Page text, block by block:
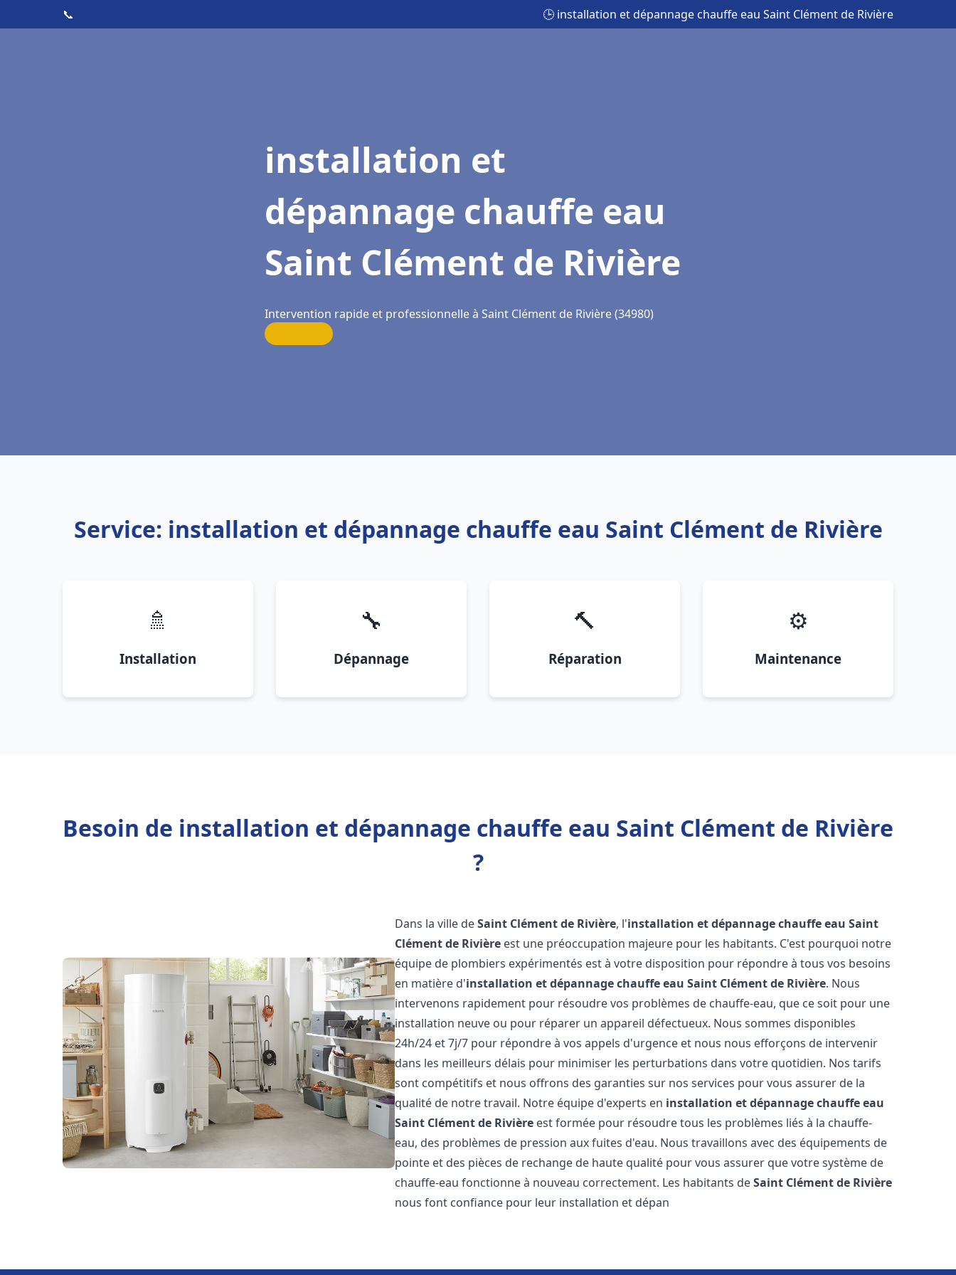
📞 🕒 installation et dépannage chauffe eau Saint Clément de Rivière
installation et
dépannage chauffe eau
Saint Clément de Rivière
Intervention rapide et professionnelle à Saint Clément de Rivière (34980)
Service: installation et dépannage chauffe eau Saint Clément de Rivière
🚿
Installation
🔧
Dépannage
🔨
Réparation
⚙️
Maintenance
Besoin de installation et dépannage chauffe eau Saint Clément de Rivière
?
Dans la ville deSaint Clément de Rivière, l'installation et dépannage chauffe eau Saint
Clément de Rivière est une préoccupation majeure pour les habitants. C'est pourquoi notre
équipe de plombiers expérimentés est à votre disposition pour répondre à tous vos besoins
en matière d'installation et dépannage chauffe eau Saint Clément de Rivière. Nous
intervenons rapidement pour résoudre vos problèmes de chauffe-eau, que ce soit pour une
installation neuve ou pour réparer un appareil défectueux. Nous sommes disponibles
24h/24 et 7j/7 pour répondre à vos appels d'urgence et nous nous efforçons de intervenir
dans les meilleurs délais pour minimiser les perturbations dans votre quotidien. Nos tarifs
sont compétitifs et nous offrons des garanties sur nos services pour vous assurer de la
qualité de notre travail. Notre équipe d'experts en installation et dépannage chauffe eau
Saint Clément de Rivière est formée pour résoudre tous les problèmes liés à la chauffe-
eau, des problèmes de pression aux fuites d'eau. Nous travaillons avec des équipements de
pointe et des pièces de rechange de haute qualité pour vous assurer que votre système de
chauffe-eau fonctionne à nouveau correctement. Les habitants deSaint Clément de Rivière
nous font confiance pour leur installation et dépan